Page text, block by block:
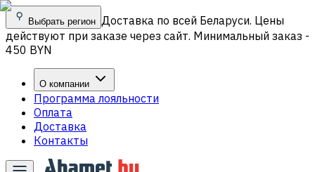
Выбрать регион Доставка по всей Беларуси. Цены
действуют при заказе через сайт. Минимальный заказ -
450 BYN
О компании
Программа лояльности
Оплата
Доставка
Контакты